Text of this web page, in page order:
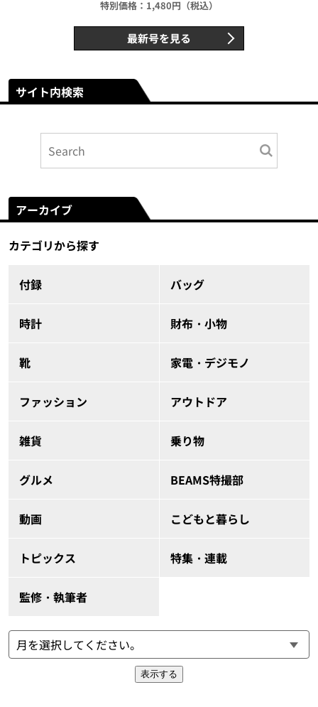
特別価格：1,480円（税込）
最新号を見る
サイト内検索
アーカイブ
カテゴリから探す
付録 バッグ
時計 財布・小物
靴 家電・デジモノ
ファッション アウトドア
雑貨 乗り物
グルメ BEAMS特撮部
動画 こどもと暮らし
トピックス 特集・連載
監修・執筆者
表示する